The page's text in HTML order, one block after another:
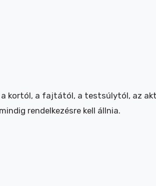
a kortól, a fajtától, a testsúlytól, az
rendelkezésre kell állnia.